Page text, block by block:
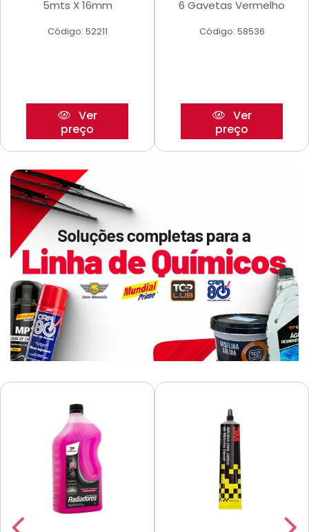
5mts X 16mm
Código: 52211
Ver
preço
6 Gavetas Vermelho
Código: 58536
Ver
preço